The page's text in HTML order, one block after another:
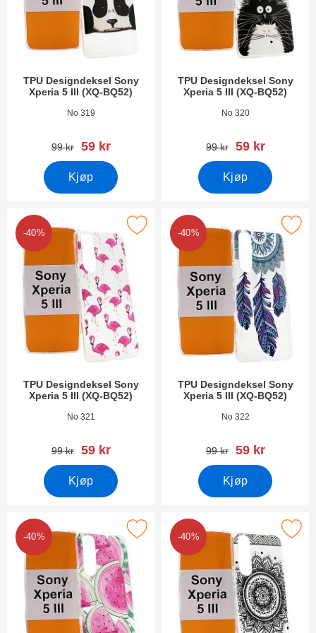
TPU Designdeksel Sony
Xperia 5 III (XQ-BQ52)
Varenummer 41353
No 319
gammel pris
99 kr ny pris
59 kr
Kjøp
TPU Designdeksel Sony
Xperia 5 III (XQ-BQ52)
Varenummer 41352
No 320
gammel pris
99 kr ny pris
59 kr
Kjøp
-40%
TPU Designdeksel Sony
Xperia 5 III (XQ-BQ52)
Varenummer 41351
No 321
gammel pris
99 kr ny pris
59 kr
Kjøp
Designdeksel Sony Xperia 5 III (XQ-BQ52) som favoritt
-40%
TPU Designdeksel Sony
Xperia 5 III (XQ-BQ52)
Varenummer 41350
No 322
gammel pris
99 kr ny pris
59 kr
Kjøp
Merk tPU Designdeksel Sony Xperia
-40%
Designdeksel Sony Xperia 5 III (XQ-BQ52) som favoritt
-40%
Merk tPU Designdeksel Sony Xperia